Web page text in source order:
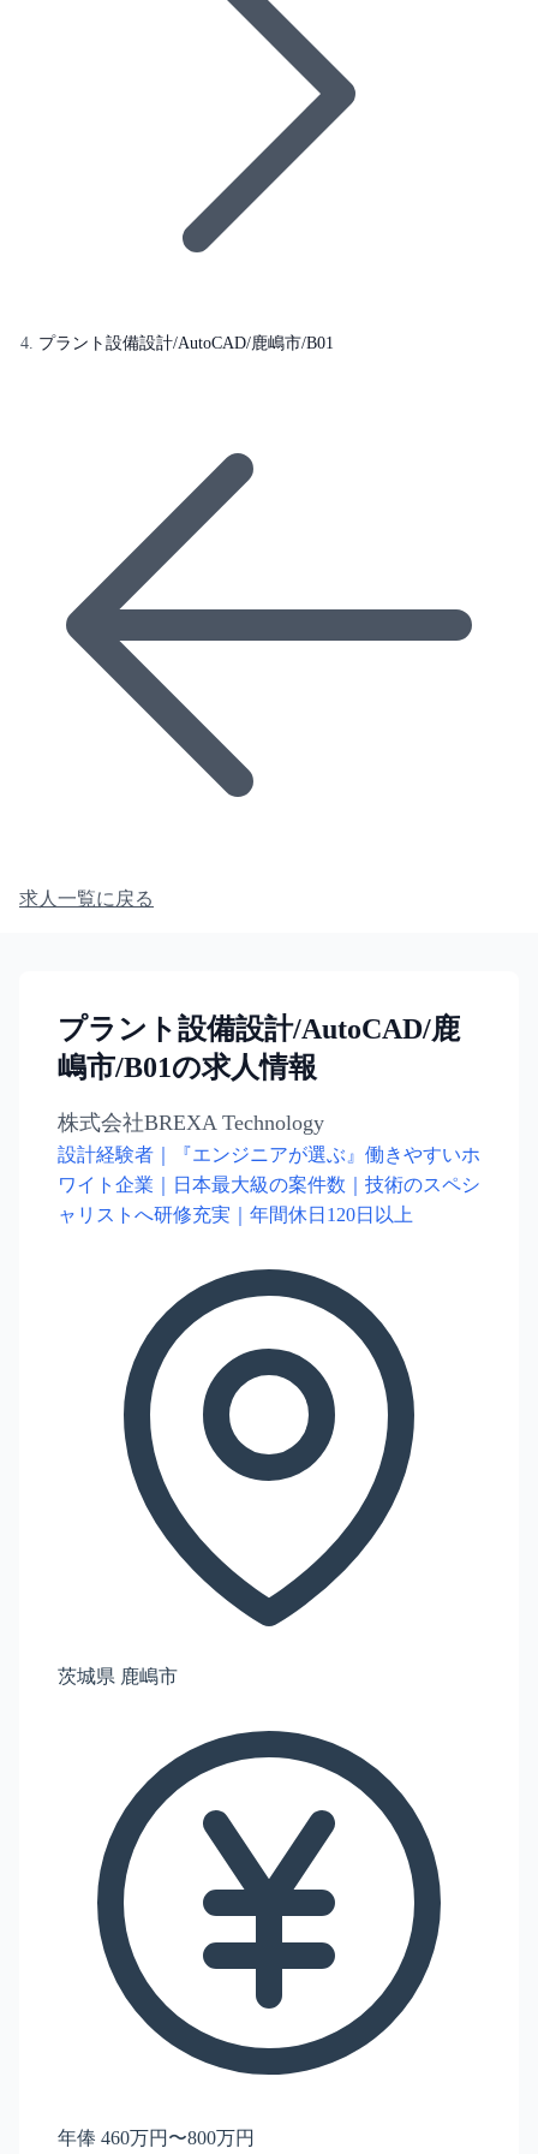
プラント設備設計/AutoCAD/鹿嶋市/B01
求人一覧に戻る
プラント設備設計/AutoCAD/鹿
嶋市/B01の求人情報
株式会社BREXA Technology
設計経験者｜『エンジニアが選ぶ』働きやすいホ
ワイト企業｜日本最大級の案件数｜技術のスペシ
ャリストへ研修充実｜年間休日120日以上
茨城県 鹿嶋市
年俸 460万円〜800万円